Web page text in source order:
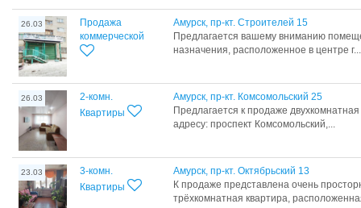
26.03
Продажа
коммерческой
Амурск, пр-кт. Строителей 15
Предлагается вашему вниманию
назначения, расположенное в центре
26.03
2-комн.
Квартиры
Амурск, пр-кт. Комсомольский 25
Предлагается к продаже
адресу: проспект Комсомольский,...
23.03
3-комн.
Квартиры
Амурск, пр-кт. Октябрьский 13
К продаже представлена очень
трёхкомнатная квартира,